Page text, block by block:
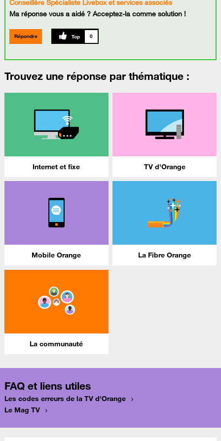
Conseillère Spécialiste Livebox et services associés
Ma réponse vous a aidé ? Acceptez-la comme solution !
Répondre 0
Trouvez une réponse par thématique :
Internet et fixe TV d'Orange
Mobile Orange La Fibre Orange
La communauté
FAQ et liens utiles
Les codes erreurs de la TV d'Orange
Le Mag TV